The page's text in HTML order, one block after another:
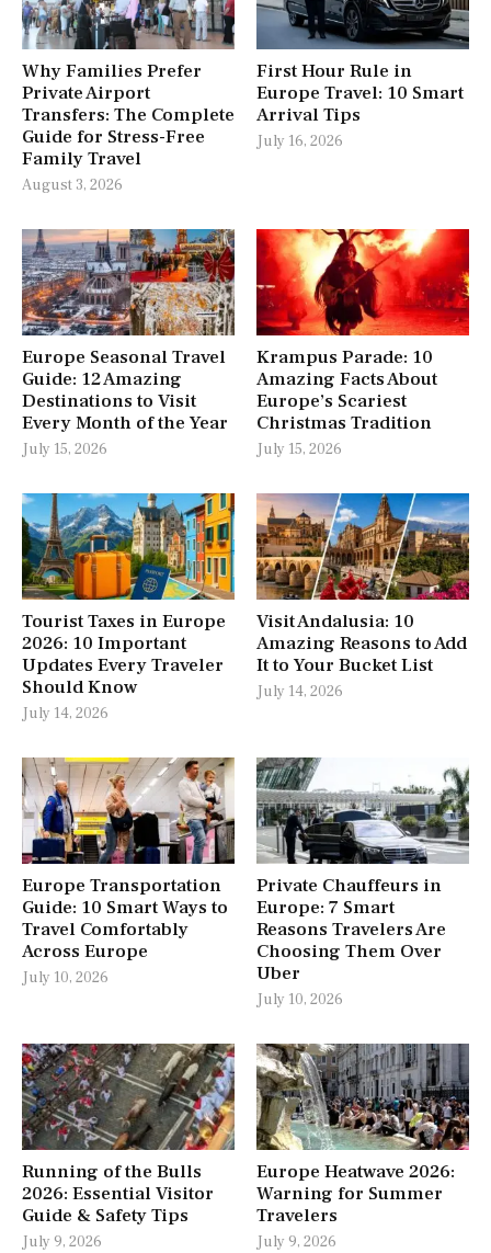
Why Families Prefer
Private Airport
Transfers: The Complete
Guide for Stress-Free
Family Travel
August 3, 2026
First Hour Rule in
Europe Travel: 10 Smart
Arrival Tips
July 16, 2026
Europe Seasonal Travel
Guide: 12 Amazing
Destinations to Visit
Every Month of the Year
July 15, 2026
Krampus Parade: 10
Amazing Facts About
Europe’s Scariest
Christmas Tradition
July 15, 2026
Tourist Taxes in Europe
2026: 10 Important
Updates Every Traveler
Should Know
July 14, 2026
Visit Andalusia: 10
Amazing Reasons to Add
It to Your Bucket List
July 14, 2026
Europe Transportation
Guide: 10 Smart Ways to
Travel Comfortably
Across Europe
July 10, 2026
Private Chauffeurs in
Europe: 7 Smart
Reasons Travelers Are
Choosing Them Over
Uber
July 10, 2026
Running of the Bulls
2026: Essential Visitor
Guide & Safety Tips
July 9, 2026
Europe Heatwave 2026:
Warning for Summer
Travelers
July 9, 2026